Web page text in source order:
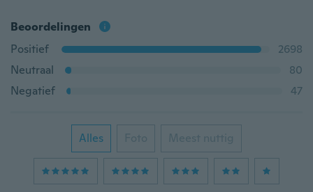
Beoordelingen
Positief
2698
Neutraal
80
Negatief
47
Alles Foto Meest nuttig